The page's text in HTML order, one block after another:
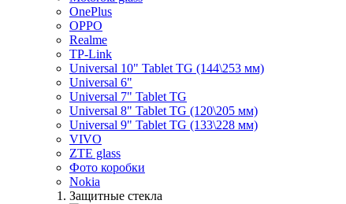
OnePlus
OPPO
Realme
TP-Link
Universal 10" Tablet TG (144\253 мм)
Universal 6"
Universal 7" Tablet TG
Universal 8" Tablet TG (120\205 мм)
Universal 9" Tablet TG (133\228 мм)
VIVO
ZTE glass
Фото коробки
Nokia
Защитные стекла